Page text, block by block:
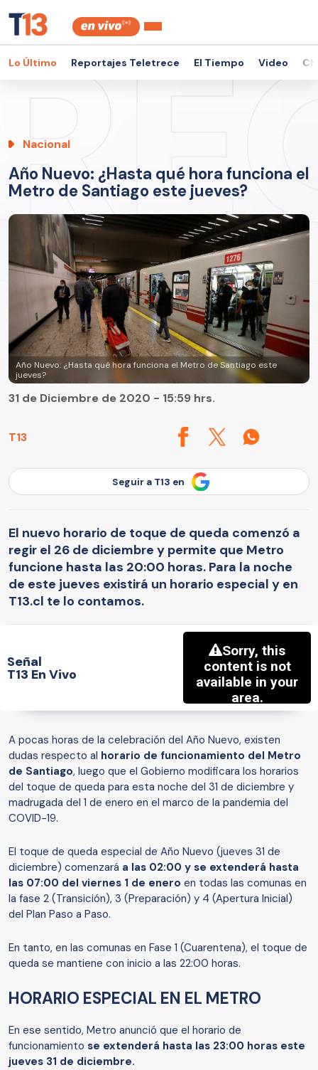
Lo Último Reportajes Teletrece El Tiempo Video
Nacional
Año Nuevo: ¿Hasta qué hora funciona el
Metro de Santiago este jueves?
Año Nuevo: ¿Hasta qué hora funciona el Metro de Santiago este
jueves?
T13
31 de Diciembre de 2020 - 15:59 hrs.
Seguir a T13 en
El nuevo horario de toque de queda comenzó a
regir el 26 de diciembre y permite que Metro
funcione hasta las 20:00 horas. Para la noche
de este jueves existirá un horario especial y en
T13.cl te lo contamos.
Señal
T13 En Vivo
A pocas horas de la celebración del Año Nuevo, existen
dudas respecto al horario de funcionamiento del Metro
de Santiago, luego que el Gobierno modificara los horarios
del toque de queda para esta noche del 31 de diciembre y
madrugada del 1 de enero en el marco de la pandemia del
COVID-19.
El toque de queda especial de Año Nuevo (jueves 31 de
diciembre) comenzará a las 02:00 y se extenderá hasta
las 07:00 del viernes 1 de enero en todas las comunas en
la fase 2 (Transición), 3 (Preparación) y 4 (Apertura Inicial)
del Plan Paso a Paso.
En tanto, en las comunas en Fase 1 (Cuarentena), el toque de
queda se mantiene con inicio a las 22:00 horas.
HORARIO ESPECIAL EN EL METRO
En ese sentido, Metro anunció que el horario de
funcionamiento se extenderá hasta las 23:00 horas este
jueves 31 de diciembre.